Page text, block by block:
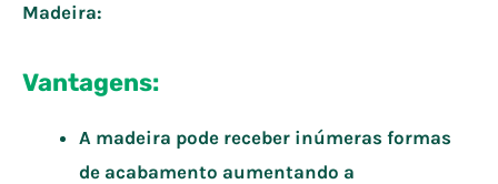
Madeira:
Vantagens:
A madeira pode receber inúmeras formas
de acabamento aumentando a